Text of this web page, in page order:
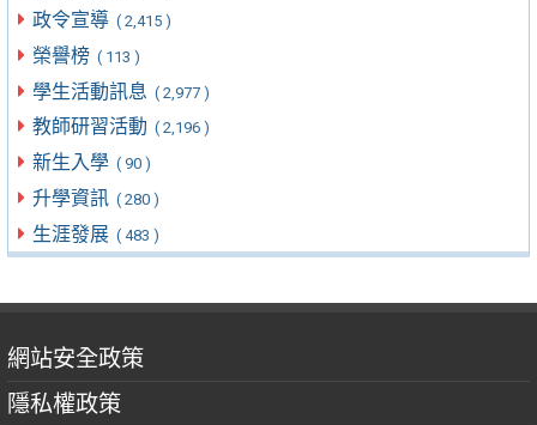
政令宣導 ( 2,415 )
榮譽榜 ( 113 )
學生活動訊息 ( 2,977 )
教師研習活動 ( 2,196 )
新生入學 ( 90 )
升學資訊 ( 280 )
生涯發展 ( 483 )
網站安全政策
隱私權政策